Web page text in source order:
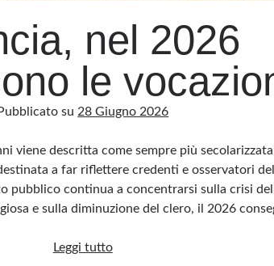
nel 2026
le
Pubblicato su28 Giugno 2026
viene descritta come sempre più
a far riflettere credenti e osservatori
pubblico continua a concentrarsi sulla crisi
e sulla diminuzione del clero, il 2026
Leggi tuttoFrancia,